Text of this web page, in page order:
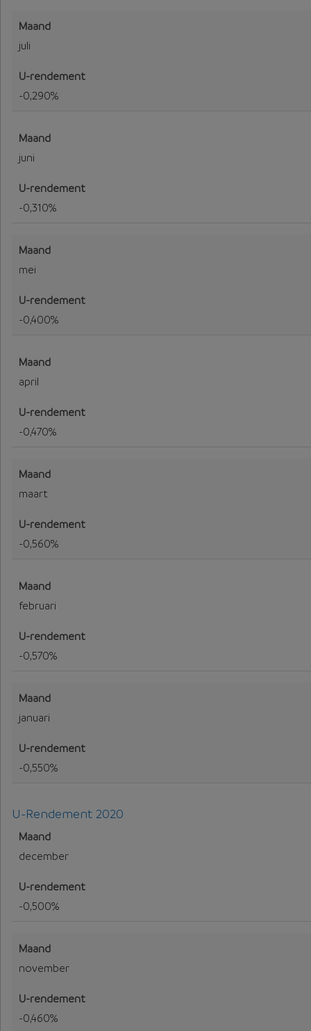
juli
-0,290%
juni
-0,310%
mei
-0,400%
april
-0,470%
maart
-0,560%
februari
-0,570%
januari
-0,550%
U-Rendement 2020
U-Rendement voor 2020
december
-0,500%
november
-0,460%